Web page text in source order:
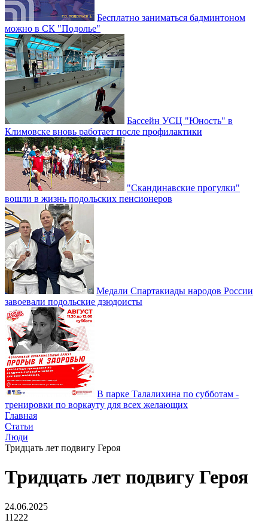
Бесплатно заниматься бадминтоном
можно в СК "Подолье"
Бассейн УСЦ "Юность" в
Климовске вновь работает после профилактики
"Скандинавские прогулки"
вошли в жизнь подольских пенсионеров
Медали Спартакиады народов России
завоевали подольские дзюдоисты
В парке Талалихина по субботам -
тренировки по воркауту для всех желающих
Главная
Статьи
Люди
Тридцать лет подвигу Героя
Тридцать лет подвигу Героя
24.06.2025
11222